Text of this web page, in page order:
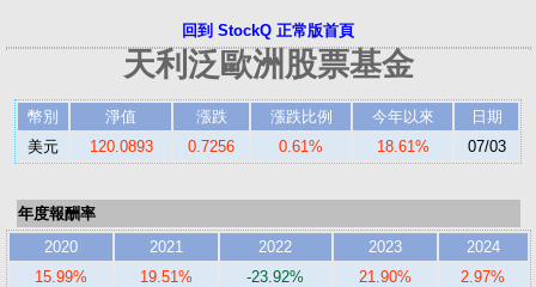
回到 StockQ 正常版首頁
天利泛歐洲股票基金
幣別 淨值 漲跌 漲跌比例 今年以來
日期
美元
120.0893 0.7256 0.61% 18.61% 07/03
年度報酬率
2020
2021 2022 2023
2024
15.99%
19.51% -23.92% 21.90% 2.97%